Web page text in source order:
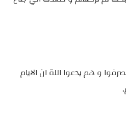
و هم يدعوا اللة ان الايام